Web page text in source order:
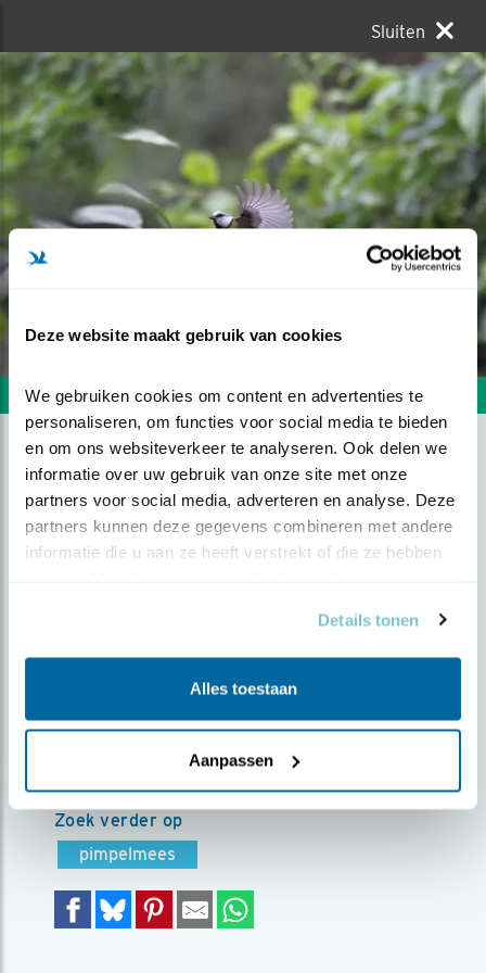
Deze website maakt gebruik van cookies
We gebruiken cookies om content en advertenties te
personaliseren, om functies voor social media te bieden
en om ons websiteverkeer te analyseren. Ook delen we
informatie over uw gebruik van onze site met onze
partners voor social media, adverteren en analyse. Deze
partners kunnen deze gegevens combineren met andere
informatie die u aan ze heeft verstrekt of die ze hebben
Details tonen
Alles toestaan
Aanpassen
Sluiten
Volgende foto Vorige foto
PRACHTIG, VLEUGELS
Door Janet Bos | Geplaatst op woensdag 5 juni
2019 |
2219 views
eetlust van hun kleintjes is haast niet te
weer naar het voederpotje. Prachtig om te
elkaar.
Foto genomen in: In de tuin Groningen
Zoek verder op
pimpelmees